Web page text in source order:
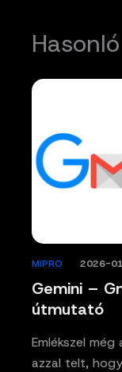
Hasonló
Gemini –
útmutató
MIPRO 2026-
Emlékszel
azzal telt,